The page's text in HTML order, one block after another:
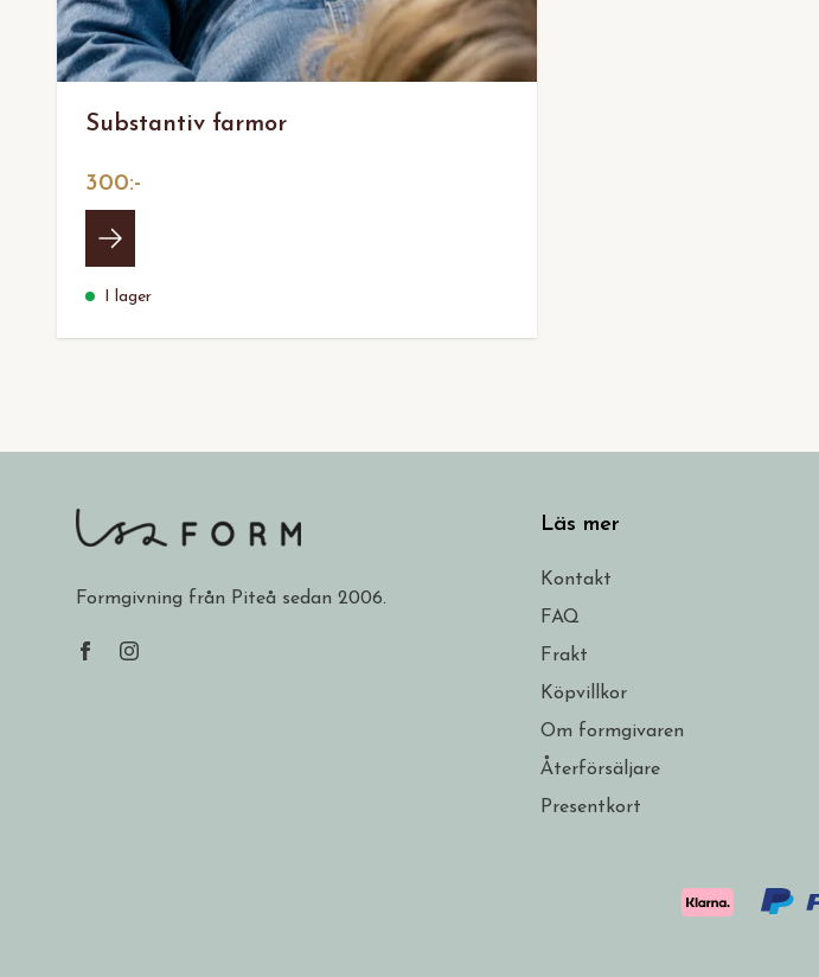
Substantiv farmor
300:-
I lager
Formgivning från Piteå sedan 2006.
Läs mer
Kontakt
FAQ
Frakt
Köpvillkor
Om formgivaren
Återförsäljare
Presentkort